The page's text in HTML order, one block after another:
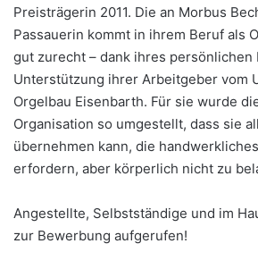
Preisträgerin 2011. Die an Morbus
Passauerin kommt in ihrem Beruf als
gut zurecht – dank ihres persönlichen
Unterstützung ihrer Arbeitgeber vom
Orgelbau Eisenbarth. Für sie wurde
Organisation so umgestellt, dass sie
übernehmen kann, die
erfordern, aber körperlich nicht zu
Angestellte, Selbstständige und im
zur Bewerbung aufgerufen!